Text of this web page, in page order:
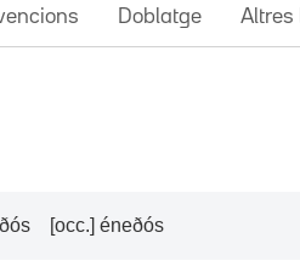
Doblatge Altres
[occ.] éneðós